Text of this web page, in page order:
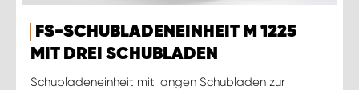
FS-SCHUBLADENEINHEIT M 1225
MIT DREI SCHUBLADEN
Schubladeneinheit mit langen Schubladen zur